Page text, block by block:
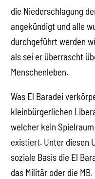
die Niederschlagung
angekündigt und alle
durchgeführt werden
als sei er überrascht
Menschenleben.
Was El Baradei
kleinbürgerlichen
welcher kein
existiert. Unter diesen
soziale Basis die El
das Militär oder die MB.